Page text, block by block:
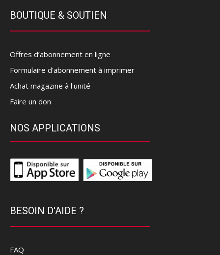
BOUTIQUE & SOUTIEN
Offres d’abonnement en ligne
Formulaire d'abonnement à imprimer
Achat magazine à l'unité
Faire un don
NOS APPLICATIONS
BESOIN D'AIDE ?
FAQ